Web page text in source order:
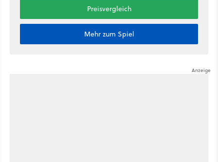
Preisvergleich
Mehr zum Spiel